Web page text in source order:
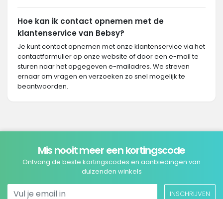
Hoe kan ik contact opnemen met de
klantenservice van Bebsy?
Je kunt contact opnemen met onze klantenservice via het
contactformulier op onze website of door een e-mail te
sturen naar het opgegeven e-mailadres. We streven
ernaar om vragen en verzoeken zo snel mogelijk te
beantwoorden.
Mis nooit meer een kortingscode
Ontvang de beste kortingscodes en aanbiedingen van
duizenden winkels
INSCHRIJVEN